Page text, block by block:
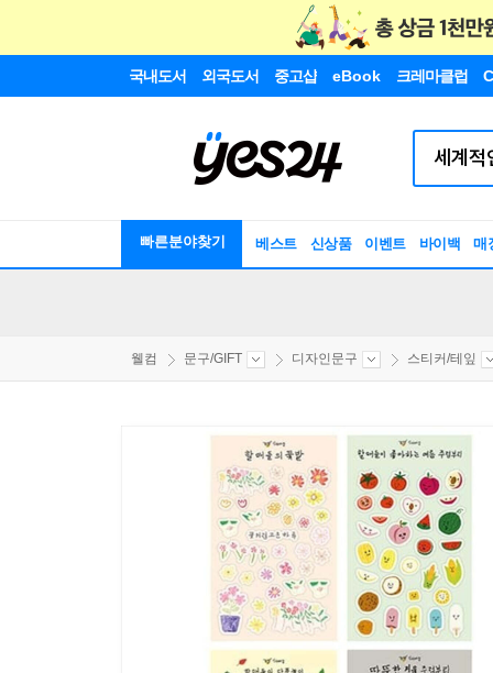
국내도서 외국도서 중고샵 eBook 크레마클럽
빠른분야찾기 베스트 신상품 이벤트 바이백 매
웰컴 문구/GIFT 디자인문구 스티커/테잎